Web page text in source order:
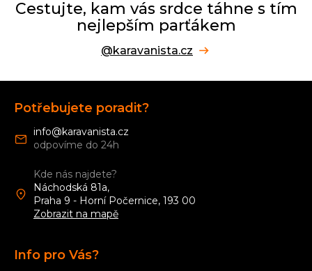
Cestujte, kam vás srdce táhne s tím
nejlepším parťákem
@karavanista.cz
Potřebujete poradit?
info@karavanista.cz
Kde nás najdete?
Náchodská 81a,
Praha 9 - Horní Počernice, 193 00
Zobrazit na mapě
Info pro Vás?